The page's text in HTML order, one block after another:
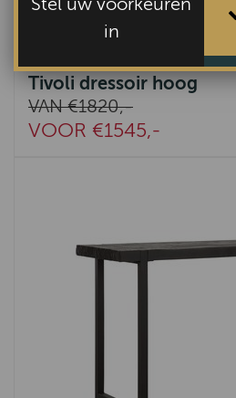
Tivoli dressoir hoog
VAN €1820,-
VOOR €1545,-
in